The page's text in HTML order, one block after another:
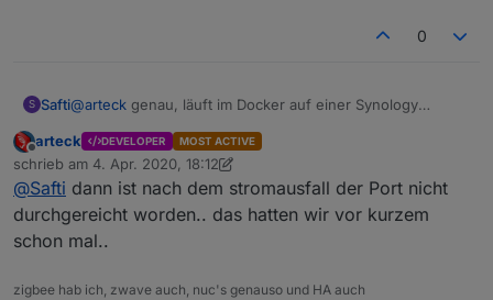
0
S Safti@arteck genau, läuft im Docker auf einer Synology
Aber auf github scheinen das Problem mehrere zu haben
Offline
arteck DEVELOPER MOST ACTIVE
schrieb am 4. Apr. 2020, 18:12
zuletzt editiert von arteck 4. Apr. 2020, 20:13
@Safti dann ist nach dem stromausfall der Port nicht
durchgereicht worden.. das hatten wir vor kurzem
schon mal..
zigbee hab ich, zwave auch, nuc's genauso und HA auch